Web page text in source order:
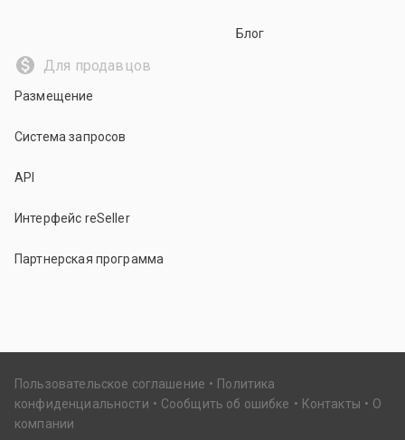
Блог
Для продавцов
Размещение
Система запросов
API
Интерфейс reSeller
Партнерская программа
Пользовательское соглашение
Политика
конфиденциальности
Сообщить об ошибке Контакты
О
компании